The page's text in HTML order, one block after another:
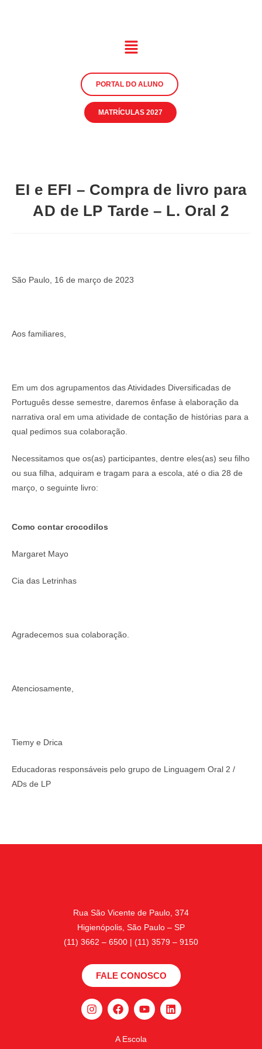
PORTAL DO ALUNO
MATRÍCULAS 2027
EI e EFI – Compra de livro para
AD de LP Tarde – L. Oral 2
São Paulo, 16 de março de 2023
Aos familiares,
Em um dos agrupamentos das Atividades Diversificadas de
Português desse semestre, daremos ênfase à elaboração da
narrativa oral em uma atividade de contação de histórias para a
qual pedimos sua colaboração.
Necessitamos que os(as) participantes, dentre eles(as) seu filho
ou sua filha, adquiram e tragam para a escola, até o dia 28 de
março, o seguinte livro:
Como contar crocodilos
Margaret Mayo
Cia das Letrinhas
Agradecemos sua colaboração.
Atenciosamente,
Tiemy e Drica
Educadoras responsáveis pelo grupo de Linguagem Oral 2 /
ADs de LP
Rua São Vicente de Paulo, 374
Higienópolis, São Paulo – SP
(11) 3662 – 6500 | (11) 3579 – 9150
FALE CONOSCO
A Escola